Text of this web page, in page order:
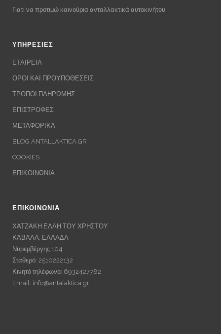
Γιατί να προτιμώ καινούρια ανταλλακτικά αυτοκινήτου
ΥΠΗΡΕΣΙΕΣ
ΕΤΑΙΡΕΙΑ
ΟΡΟΙ ΚΑΙ ΠΡΟΥΠΟΘΕΣΕΙΣ
ΤΡΟΠΟΙ ΠΛΗΡΩΜΗΣ
ΕΠΙΣΤΡΟΦΕΣ
ΜΕΤΑΦΟΡΙΚΑ
BLOG ANTALLAKTICA.GR
COOKIES
ΕΠΙΚΟΙΝΩΝΙΑ
ΕΠΙΚΟΙΝΩΝΙΑ
ΧΑΤΖΑΚΗ ΕΛΛΗ ΤΟΥ ΧΡΗΣΤΟΥ
ΚΑΒΑΛΑ, ΕΛΛΑΔΑ
Νυρεμβέργης 104
Σταθερό: 2510222132
Κινητό τηλέφωνο: 6932427782
Email: info@antalaktica.gr